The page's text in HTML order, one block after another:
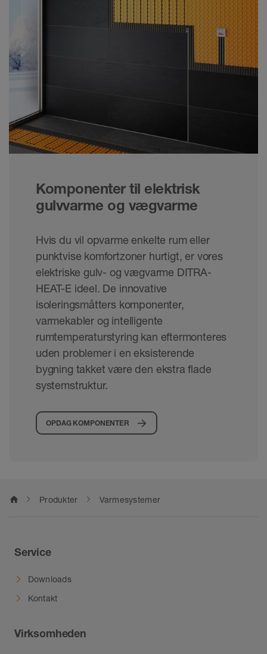
Komponenter til elektrisk
gulvvarme og vægvarme
Hvis du vil opvarme enkelte rum eller
punktvise komfortzoner hurtigt, er vores
elektriske gulv- og vægvarme DITRA-
HEAT-E ideel. De innovative
isoleringsmåtters komponenter,
varmekabler og intelligente
rumtemperaturstyring kan eftermonteres
uden problemer i en eksisterende
bygning takket være den ekstra flade
systemstruktur.
OPDAG KOMPONENTER
home Produkter Varmesystemer
Service
Downloads
Kontakt
Virksomheden